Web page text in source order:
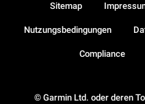
© Garmin Ltd. oder deren
Sitemap
Nutzungsbedingungen
Compliance